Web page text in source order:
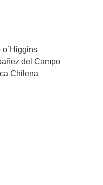
del Campo
Chilena